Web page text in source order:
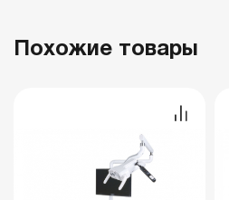
Похожие товары